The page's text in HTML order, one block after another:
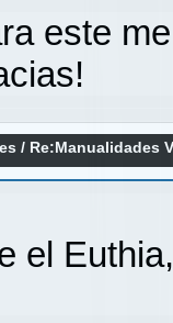
este
/ Re:Manualidades
el